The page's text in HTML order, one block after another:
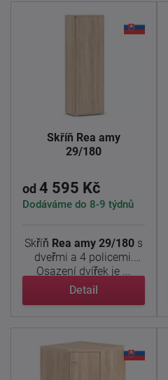
Skříň Rea amy
29/180
od 4 595 Kč
Dodáváme do 8-9 týdnů
Skříň Rea amy 29/180 s
dveřmi a 4 policemi.
Osazení dvířek je ...
Detail